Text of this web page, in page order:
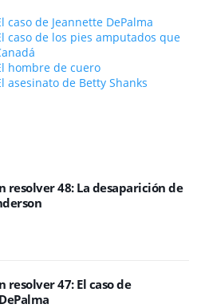
de Jeannette DePalma
caso de los pies amputados que
hombre de cuero
asesinato de Betty Shanks
resolver 48: La desaparición de
resolver 47: El caso de